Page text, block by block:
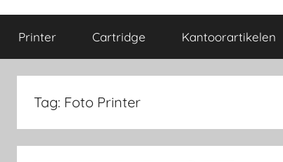
Printer Cartridge Kantoorartikelen
Tag: Foto Printer